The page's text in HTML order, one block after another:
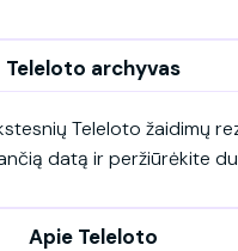
Teleloto archyvas
Teleloto žaidimų
datą ir peržiūrėkite
Apie Teleloto